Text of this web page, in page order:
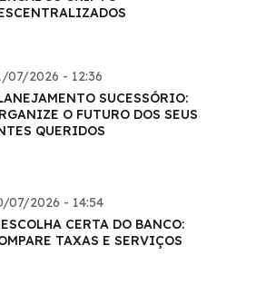
07/2026 - 12:36
SUCESSÓRIO:
O FUTURO DOS SEUS
QUERIDOS
07/2026 - 14:54
CERTA DO BANCO:
TAXAS E SERVIÇOS